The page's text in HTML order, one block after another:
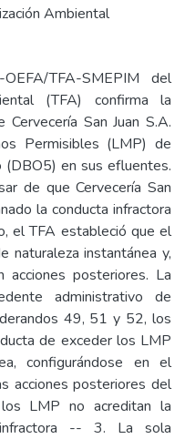
Ambiental
TFA-SMEPIM del
(TFA) confirma la
San Juan S.A.
Permisibles (LMP) de
(DBO5) en sus efluentes.
de que Cervecería San
la conducta infractora
el TFA estableció que el
naturaleza instantánea y,
posteriores. La
administrativo de
49, 51 y 52, los
de exceder los LMP
configurándose en el
acciones posteriores del
LMP no acreditan la
-- 3. La sola